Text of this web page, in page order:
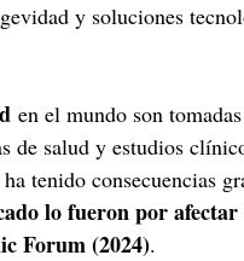
y soluciones
en el mundo son
de salud y estudios
tenido consecuencias
lo fueron por afectar
Forum (2024).